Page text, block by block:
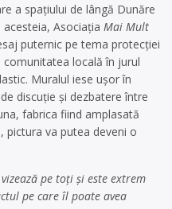
a spațiului de lângă Dunăre
Asociația Mai Mult
puternic pe tema protecției
locală în jurul
Muralul iese ușor în
discuție și dezbatere între
fabrica fiind amplasată
pictura va putea deveni o
pe toți și este extrem
pe care îl poate avea